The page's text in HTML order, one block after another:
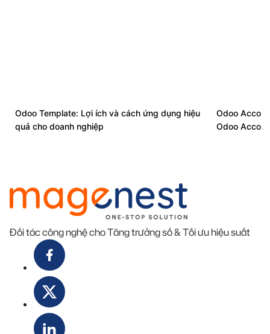
Odoo Template: Lợi ích và cách ứng dụng hiệu
quả cho doanh nghiệp
Odoo
Odoo
Đối tác công nghệ cho Tăng trưởng số & Tối ưu hiệu suất